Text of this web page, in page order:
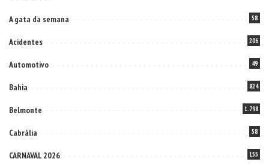
A gata da semana 58
Acidentes 206
Automotivo 49
Bahia 824
Belmonte 1.798
Cabrália 58
CARNAVAL 2026 155